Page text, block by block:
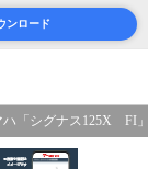
ンロード
ハ「シグナス125X FI